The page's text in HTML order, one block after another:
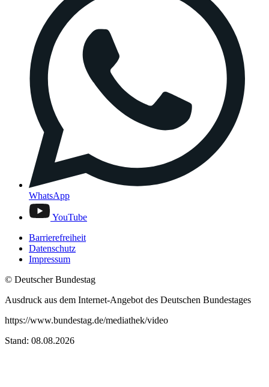
WhatsApp
YouTube
Barrierefreiheit
Datenschutz
Impressum
© Deutscher Bundestag
Ausdruck aus dem Internet-Angebot des Deutschen Bundestages
https://www.bundestag.de/mediathek/video
Stand: 08.08.2026